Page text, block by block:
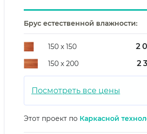
Брус естественной влажности:
150 х 150 2
150 х 200 2
Посмотреть все цены
Этот проект по Каркасной